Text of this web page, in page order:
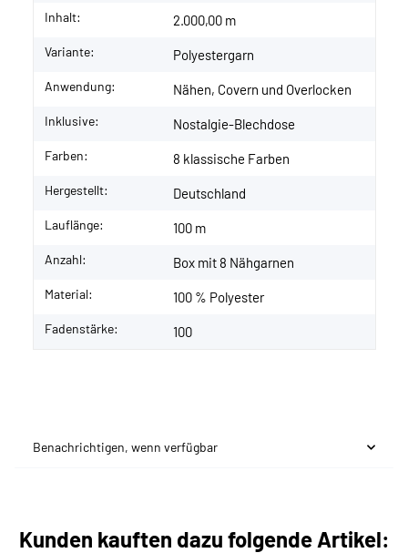
Inhalt: 2.000,00 m
Variante: Polyestergarn
Anwendung: Nähen, Covern und Overlocken
Inklusive: Nostalgie-Blechdose
Farben: 8 klassische Farben
Hergestellt: Deutschland
Lauflänge: 100 m
Anzahl: Box mit 8 Nähgarnen
Material: 100 % Polyester
Fadenstärke: 100
Benachrichtigen, wenn verfügbar
Kunden kauften dazu folgende Artikel: